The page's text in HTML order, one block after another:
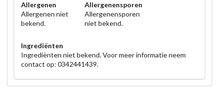
Allergenen
Allergenen niet
bekend.
Allergenensporen
Allergenensporen
niet bekend.
Ingrediënten
Ingrediënten niet bekend. Voor meer informatie neem
contact op: 0342441439.